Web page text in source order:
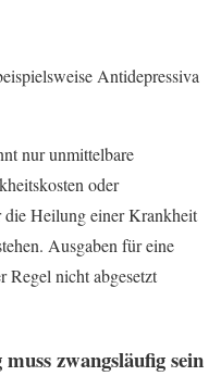
Antidepressiva
nur unmittelbare
oder
die Heilung einer Krankheit
Ausgaben für eine
Regel nicht abgesetzt
zwangsläufig sein